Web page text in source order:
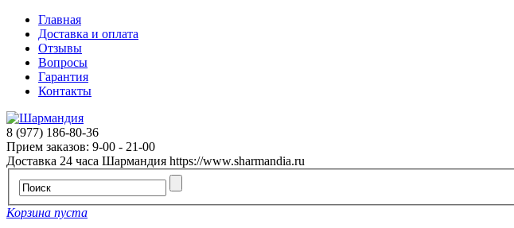
Главная
Доставка и оплата
Отзывы
Вопросы
Гарантия
Контакты
8 (977) 186-80-36
Прием заказов: 9-00 - 21-00
Доставка 24 часа Шармандия https://www.sharmandia.ru
Корзина пуста